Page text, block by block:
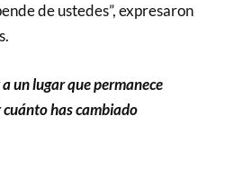
de ustedes”, expresaron
un lugar que permanece
has cambiado